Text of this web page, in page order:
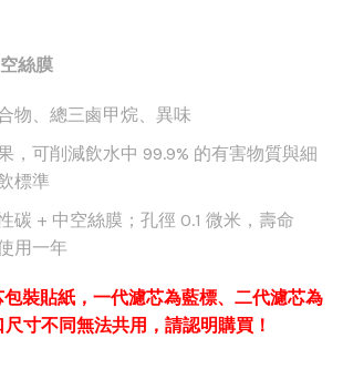
絲膜
物、總三鹵甲烷、異味
，可削減飲水中 99.9% 的有害物質與細
標準
碳 + 中空絲膜；孔徑 0.1 微米，壽命
用一年
裝貼紙，一代濾芯為藍標、二代濾芯為
寸不同無法共用，請認明購買！